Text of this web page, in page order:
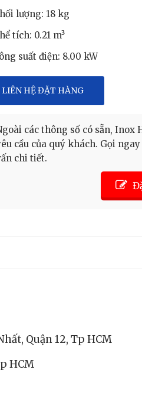
lượng: 18 kg
tích: 0.21 m³
suất điện: 8.00 kW
LIÊN HỆ ĐẶT HÀNG
các thông số có sẵn, Inox
cầu của quý khách. Gọi ngay
chi tiết.
Quận 12, Tp HCM
HCM